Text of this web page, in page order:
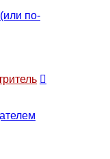
по-